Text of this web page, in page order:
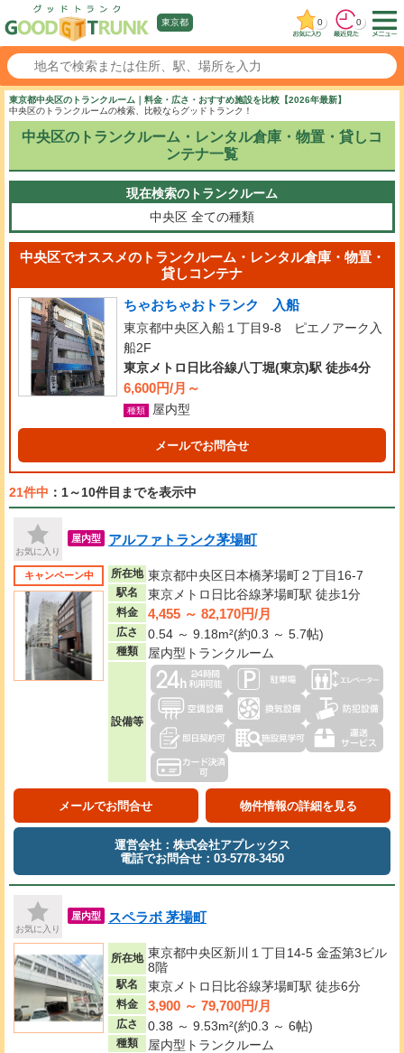
東京都 0 0
東京都中央区のトランクルーム｜料金・広さ・おすすめ施設を比較【2026年最新】
中央区のトランクルームの検索、比較ならグッドトランク！
中央区のトランクルーム・レンタル倉庫・物置・貸しコ
ンテナ一覧
現在検索のトランクルーム
中央区 全ての種類
中央区でオススメのトランクルーム・レンタル倉庫・物置・
貸しコンテナ
ちゃおちゃおトランク 入船
東京都中央区入船１丁目9-8 ピエノアーク入
船2F
東京メトロ日比谷線八丁堀(東京)駅 徒歩4分
6,600円/月～
種類 屋内型
メールでお問合せ
21件中 ：1～10件目までを表示中
お気に入り
屋内型 アルファトランク茅場町
キャンペーン中 所在地 東京都中央区日本橋茅場町２丁目16-7
駅名 東京メトロ日比谷線茅場町駅 徒歩1分
料金 4,455 ～ 82,170円/月
広さ 0.54 ～ 9.18m²(約0.3 ～ 5.7帖)
種類 屋内型トランクルーム
設備等
メールでお問合せ 物件情報の詳細を見る
運営会社：株式会社アプレックス
電話でお問合せ：03-5778-3450
お気に入り
屋内型 スペラボ 茅場町
所在地 東京都中央区新川１丁目14-5 金盃第3ビル
8階
駅名 東京メトロ日比谷線茅場町駅 徒歩6分
料金 3,900 ～ 79,700円/月
広さ 0.38 ～ 9.53m²(約0.3 ～ 6帖)
種類 屋内型トランクルーム